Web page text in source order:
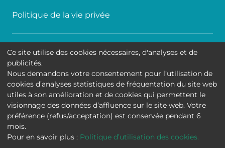
Politique de la vie privée
Accessibilité
Contact
Cookies
Mentions légales
Hôpital Universitaire de Bruxelles
Ce site utilise des cookies nécessaires, d'analyses et de
publicités.
Nous demandons votre consentement pour l’utilisation de
cookies d’analyses statistiques de fréquentation du site web
utiles à son amélioration et de cookies qui permettent le
visionnage des données d’affluence sur le site web. Votre
préférence (refus/acceptation) est conservée pendant 6
mois.
Pour en savoir plus : Politique d’utilisation des cookies.